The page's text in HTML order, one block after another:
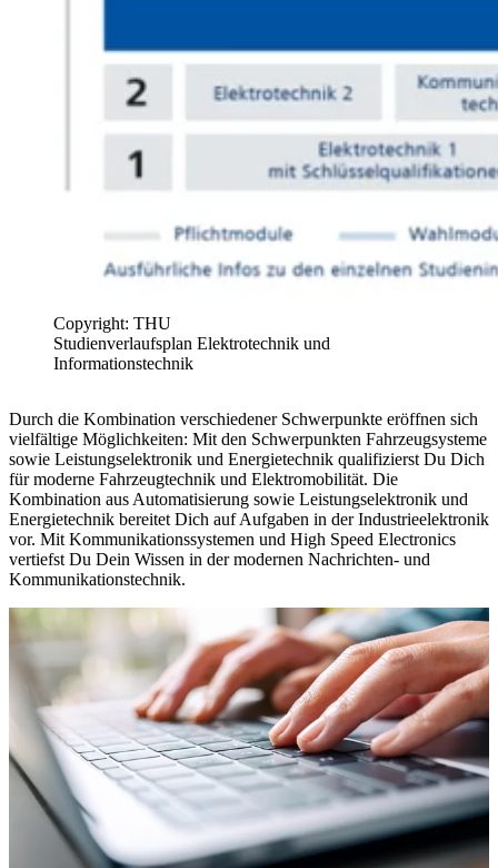
Copyright: THU
Studienverlaufsplan Elektrotechnik und
Informationstechnik
Durch die Kombination verschiedener Schwerpunkte eröffnen sich
vielfältige Möglichkeiten: Mit den Schwerpunkten Fahrzeugsysteme
sowie Leistungselektronik und Energietechnik qualifizierst Du Dich
für moderne Fahrzeugtechnik und Elektromobilität. Die
Kombination aus Automatisierung sowie Leistungselektronik und
Energietechnik bereitet Dich auf Aufgaben in der Industrieelektronik
vor. Mit Kommunikationssystemen und High Speed Electronics
vertiefst Du Dein Wissen in der modernen Nachrichten- und
Kommunikationstechnik.